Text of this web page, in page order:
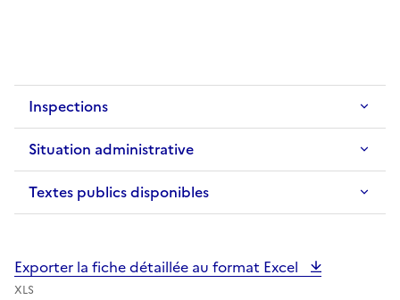
Inspections
Situation administrative
Textes publics disponibles
Exporter la fiche détaillée au format Excel
XLS